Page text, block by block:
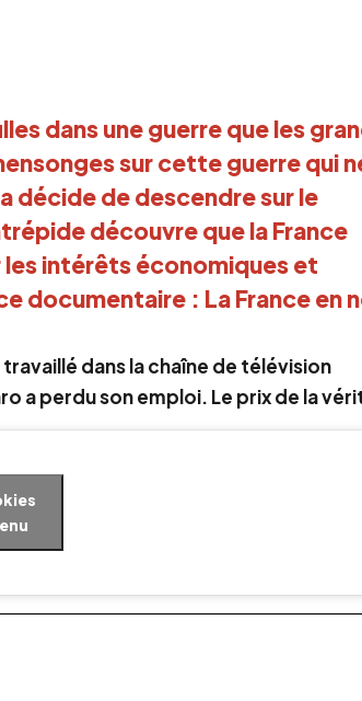
dans une guerre que les
sur cette guerre qui
décide de descendre sur le
découvre que la France
les intérêts économiques et
documentaire : La France en
dans la chaîne de télévision
a perdu son emploi. Le prix de la